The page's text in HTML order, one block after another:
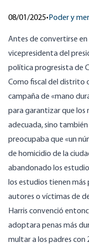
08/01/2025•Poder y
Antes de convertirse en
vicepresidenta del
política progresista de
Como fiscal del distrito
campaña de «mano
para garantizar que los
adecuada, sino
preocupaba que «un
de homicidio de la
abandonado los
los estudios tienen
autores o víctimas de
Harris convenció
adoptara penas más
multar a los padres con